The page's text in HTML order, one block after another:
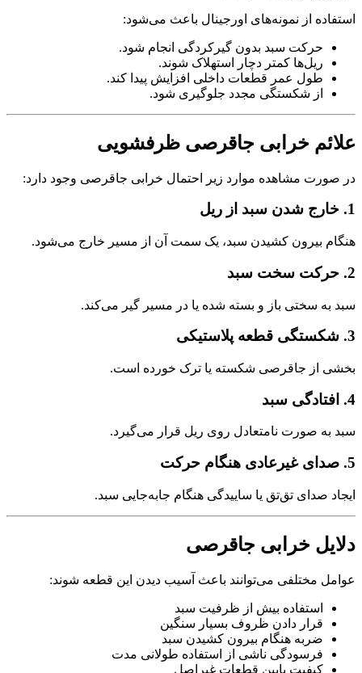
استفاده از نمونه‌های اورجینال باعث می‌شود:
حرکت سبد بدون گیرکردگی انجام شود.
ریل‌ها کمتر دچار استهلاک شوند.
طول عمر قطعات داخلی افزایش پیدا کند.
از شکستگی مجدد جلوگیری شود.
علائم خرابی جاقرصی ظرفشویی
در صورت مشاهده موارد زیر احتمال خرابی جاقرصی وجود دارد:
1. خارج شدن سبد از ریل
هنگام بیرون کشیدن سبد، یک سمت آن از مسیر خارج می‌شود.
2. حرکت سخت سبد
سبد به سختی باز و بسته شده یا در مسیر گیر می‌کند.
3. شکستگی قطعه پلاستیکی
بخشی از جاقرصی شکسته یا ترک خورده است.
4. افتادگی سبد
سبد به صورت نامتعادل روی ریل قرار می‌گیرد.
5. صدای غیرعادی هنگام حرکت
ایجاد صدای تق‌تق یا ساییدگی هنگام جابه‌جایی سبد.
دلایل خرابی جاقرصی
عوامل مختلفی می‌توانند باعث آسیب دیدن این قطعه شوند:
استفاده بیش از ظرفیت سبد
قرار دادن ظروف بسیار سنگین
ضربه هنگام بیرون کشیدن سبد
فرسودگی ناشی از استفاده طولانی مدت
کیفیت پایین قطعات غیراصل